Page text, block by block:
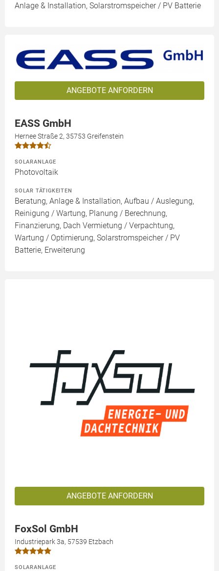
Anlage & Installation, Solarstromspeicher / PV Batterie
ANGEBOTE ANFORDERN
EASS GmbH
Hernee Straße 2, 35753 Greifenstein
SOLARANLAGE
Photovoltaik
SOLAR TÄTIGKEITEN
Beratung, Anlage & Installation, Aufbau / Auslegung,
Reinigung / Wartung, Planung / Berechnung,
Finanzierung, Dach Vermietung / Verpachtung,
Wartung / Optimierung, Solarstromspeicher / PV
Batterie, Erweiterung
ANGEBOTE ANFORDERN
FoxSol GmbH
Industriepark 3a, 57539 Etzbach
SOLARANLAGE